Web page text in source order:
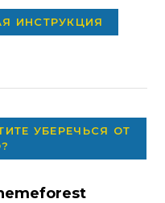
ИНСТРУКЦИЯ
УБЕРЕЧЬСЯ ОТ